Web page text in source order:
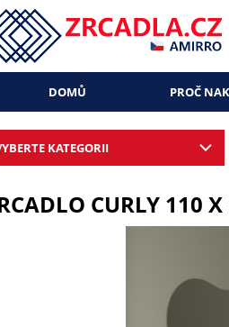
DOMŮ PROČ
KATEGORII
CURLY 110